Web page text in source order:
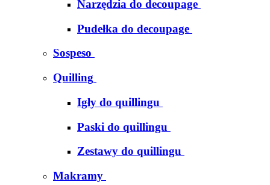
Narzędzia do decoupage
Pudełka do decoupage
Sospeso
Quilling
Igły do quillingu
Paski do quillingu
Zestawy do quillingu
Makramy